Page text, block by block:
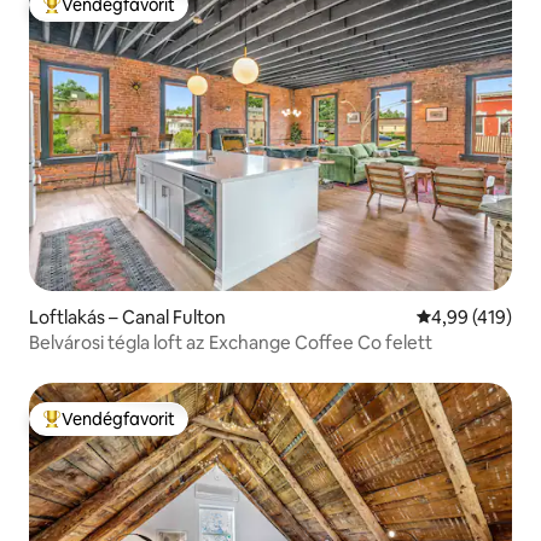
Kiemelt vendégfavorit
Vendégfavorit
Loftlakás – Canal Fulton Átlagos
4,99 (419)
Belvárosi tégla loft az Exchange Coffee Co felett
Kiemelt vendégfavorit
Vendégfavorit